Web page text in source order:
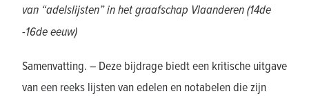
van “adelslijsten” in het graafschap Vlaanderen (14de
-16de eeuw)
Samenvatting. – Deze bijdrage biedt een kritische uitgave
van een reeks lijsten van edelen en notabelen die zijn